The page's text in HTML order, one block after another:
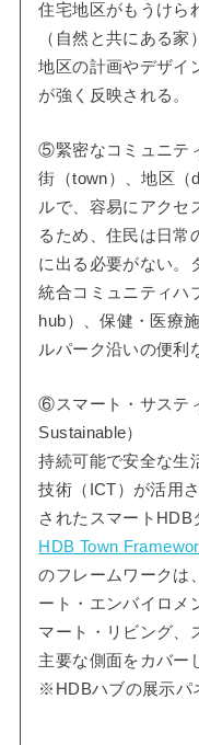
住宅地区がもうけら
（自然と共にある
地区の計画やデザイ
が強く反映される。
⑤緊密なコミュニテ
街（town）、地区
ルで、容易にアクセ
るため、住民は日常
に出る必要がない。
統合コミュニティハ
hub）、保健・医療
ルパーク沿いの便利
⑥スマート・サステ
Sustainable）
持続可能で安全な生
技術（ICT）が活用
されたスマートHDB
HDB Town
のフレームワークは
ート・エンバイロメ
マート・リビング、
主要な側面をカバー
※HDBハブの展示パ